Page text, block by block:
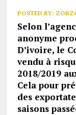
POSTED BY:
Selon
anonyme
D’ivoire, le
vendu à
2018/2019
Cela pour
des
saisons